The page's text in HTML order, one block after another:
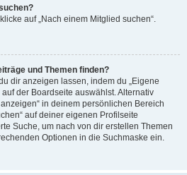
auf „Nach einem Mitglied suchen“.
und Themen finden?
dir anzeigen lassen, indem du „Eigene
der Boardseite auswählst. Alternativ
in deinem persönlichen Bereich
auf deiner eigenen Profilseite
Suche, um nach von dir erstellen Themen
Optionen in die Suchmaske ein.